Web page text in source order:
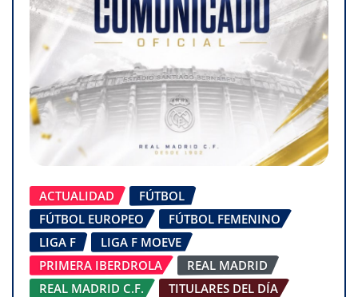
ACTUALIDAD
FÚTBOL
FÚTBOL EUROPEO
FÚTBOL FEMENINO
LIGA F
LIGA F MOEVE
PRIMERA IBERDROLA
REAL MADRID
REAL MADRID C.F.
TITULARES DEL DÍA